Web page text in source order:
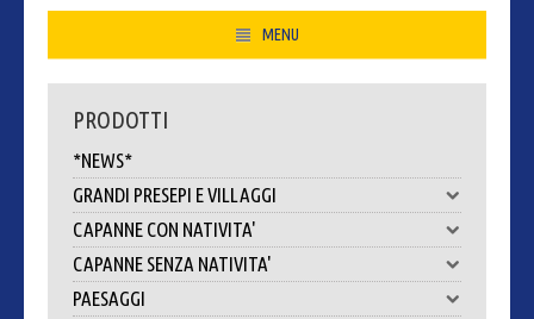
MENU
HOME
DOVE SIAMO
PRODOTTI
*NEWS*
GRANDI PRESEPI E VILLAGGI
CAPANNE CON NATIVITA'
CAPANNE SENZA NATIVITA'
PAESAGGI